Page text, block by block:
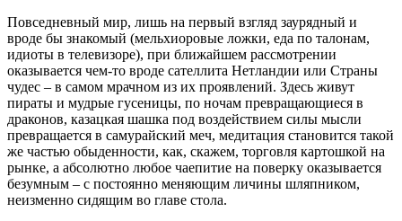
Повседневный мир, лишь на первый взгляд заурядный и
вроде бы знакомый (мельхиоровые ложки, еда по талонам,
идиоты в телевизоре), при ближайшем рассмотрении
оказывается чем-то вроде сателлита Нетландии или Страны
чудес – в самом мрачном из их проявлений. Здесь живут
пираты и мудрые гусеницы, по ночам превращающиеся в
драконов, казацкая шашка под воздействием силы мысли
превращается в самурайский меч, медитация становится такой
же частью обыденности, как, скажем, торговля картошкой на
рынке, а абсолютно любое чаепитие на поверку оказывается
безумным – с постоянно меняющим личины шляпником,
неизменно сидящим во главе стола.